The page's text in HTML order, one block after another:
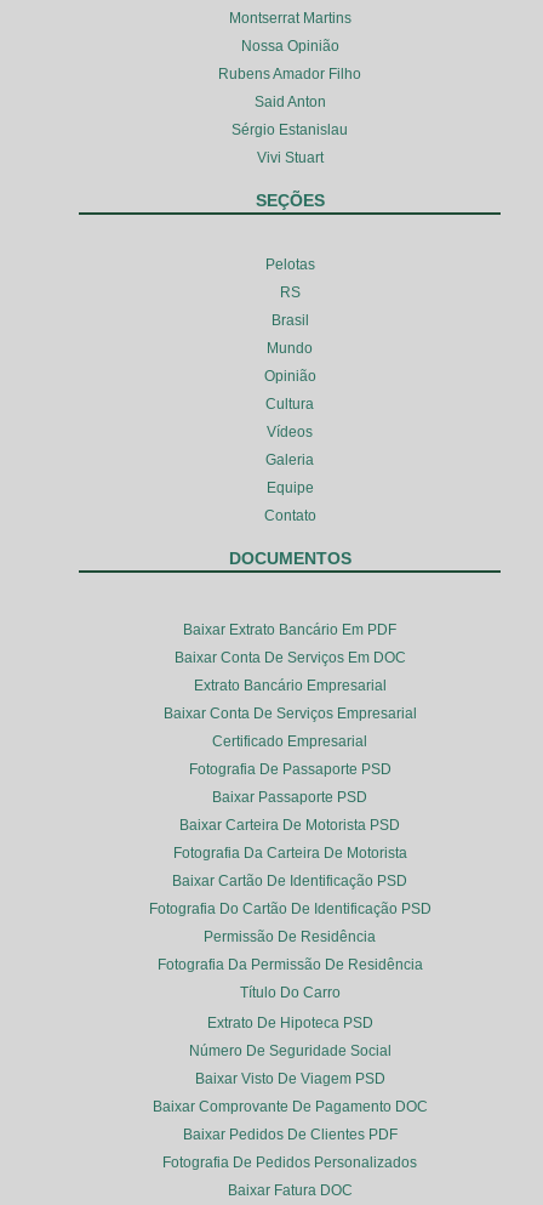
Montserrat Martins
Nossa Opinião
Rubens Amador Filho
Said Anton
Sérgio Estanislau
Vivi Stuart
SEÇÕES
Pelotas
RS
Brasil
Mundo
Opinião
Cultura
Vídeos
Galeria
Equipe
Contato
DOCUMENTOS
Baixar Extrato Bancário Em PDF
Baixar Conta De Serviços Em DOC
Extrato Bancário Empresarial
Baixar Conta De Serviços Empresarial
Certificado Empresarial
Fotografia De Passaporte PSD
Baixar Passaporte PSD
Baixar Carteira De Motorista PSD
Fotografia Da Carteira De Motorista
Baixar Cartão De Identificação PSD
Fotografia Do Cartão De Identificação PSD
Permissão De Residência
Fotografia Da Permissão De Residência
Título Do Carro
Extrato De Hipoteca PSD
Número De Seguridade Social
Baixar Visto De Viagem PSD
Baixar Comprovante De Pagamento DOC
Baixar Pedidos De Clientes PDF
Fotografia De Pedidos Personalizados
Baixar Fatura DOC